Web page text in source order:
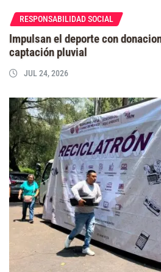
RESPONSABILIDAD SOCIAL
Impulsan el deporte con
captación pluvial
JUL 24, 2026